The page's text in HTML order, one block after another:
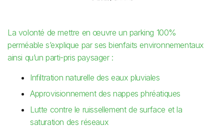
La volonté de mettre en œuvre un parking 100%
perméable s’explique par ses bienfaits environnementaux
ainsi qu’un parti-pris paysager :
Infiltration naturelle des eaux pluviales
Approvisionnement des nappes phréatiques
Lutte contre le ruissellement de surface et la
saturation des réseaux